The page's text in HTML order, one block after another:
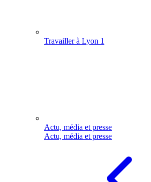
Travailler à Lyon 1
Actu, média et presse
Actu, média et presse